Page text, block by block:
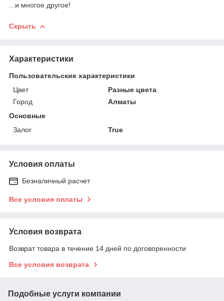
...и многое другое!
Скрыть
Характеристики
Пользовательские характеристики
Цвет
Разные цвета
Город
Алматы
Основные
Залог
True
Условия оплаты
Безналичный расчет
Все условия оплаты
Условия возврата
Возврат товара в течение 14 дней по договоренности
Все условия возврата
Подобные услуги компании